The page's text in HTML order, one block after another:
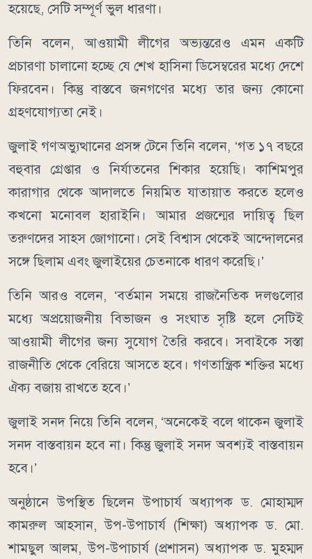
হয়েছে, সেটি সম্পূর্ণ ভুল ধারণা।
তিনি বলেন, আওয়ামী লীগের অভ্যন্তরেও এমন একটি
প্রচারণা চালানো হচ্ছে যে শেখ হাসিনা ডিসেম্বরের মধ্যে দেশে
ফিরবেন। কিন্তু বাস্তবে জনগণের মধ্যে তার জন্য কোনো
গ্রহণযোগ্যতা নেই।
জুলাই গণঅভ্যুত্থানের প্রসঙ্গ টেনে তিনি বলেন, ‘গত ১৭ বছরে
বহুবার গ্রেপ্তার ও নির্যাতনের শিকার হয়েছি। কাশিমপুর
কারাগার থেকে আদালতে নিয়মিত যাতায়াত করতে হলেও
কখনো মনোবল হারাইনি। আমার প্রজন্মের দায়িত্ব ছিল
তরুণদের সাহস জোগানো। সেই বিশ্বাস থেকেই আন্দোলনের
সঙ্গে ছিলাম এবং জুলাইয়ের চেতনাকে ধারণ করেছি।’
তিনি আরও বলেন, ‘বর্তমান সময়ে রাজনৈতিক দলগুলোর
মধ্যে অপ্রয়োজনীয় বিভাজন ও সংঘাত সৃষ্টি হলে সেটিই
আওয়ামী লীগের জন্য সুযোগ তৈরি করবে। সবাইকে সস্তা
রাজনীতি থেকে বেরিয়ে আসতে হবে। গণতান্ত্রিক শক্তির মধ্যে
ঐক্য বজায় রাখতে হবে।’
জুলাই সনদ নিয়ে তিনি বলেন, ‘অনেকেই বলে থাকেন জুলাই
সনদ বাস্তবায়ন হবে না। কিন্তু জুলাই সনদ অবশ্যই বাস্তবায়ন
হবে।’
অনুষ্ঠানে উপস্থিত ছিলেন উপাচার্য অধ্যাপক ড. মোহাম্মদ
কামরুল আহসান, উপ-উপাচার্য (শিক্ষা) অধ্যাপক ড. মো.
শামছুল আলম, উপ-উপাচার্য (প্রশাসন) অধ্যাপক ড. মুহম্মদ